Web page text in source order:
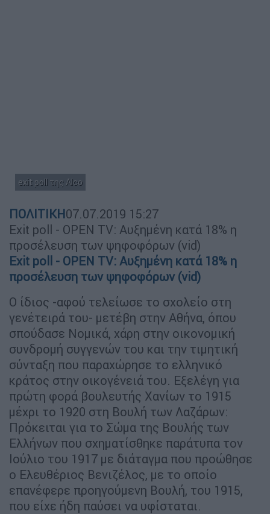
exit poll της Alco
ΠΟΛΙΤΙΚΗ07.07.2019 15:27
Exit poll - OPEN TV: Αυξημένη κατά 18% η
προσέλευση των ψηφοφόρων (vid)
Exit poll - OPEN TV: Αυξημένη κατά 18% η
προσέλευση των ψηφοφόρων (vid)
Ο ίδιος -αφού τελείωσε το σχολείο στη
γενέτειρά του- μετέβη στην Αθήνα, όπου
σπούδασε Νομικά, χάρη στην οικονομική
συνδρομή συγγενών του και την τιμητική
σύνταξη που παραχώρησε το ελληνικό
κράτος στην οικογένειά του. Εξελέγη για
πρώτη φορά βουλευτής Χανίων το 1915
μέχρι το 1920 στη Βουλή των Λαζάρων:
Πρόκειται για το Σώμα της Βουλής των
Ελλήνων που σχηματίσθηκε παράτυπα τον
Ιούλιο του 1917 με διάταγμα που προώθησε
ο Ελευθέριος Βενιζέλος, με το οποίο
επανέφερε προηγούμενη Βουλή, του 1915,
που είχε ήδη παύσει να υφίσταται.